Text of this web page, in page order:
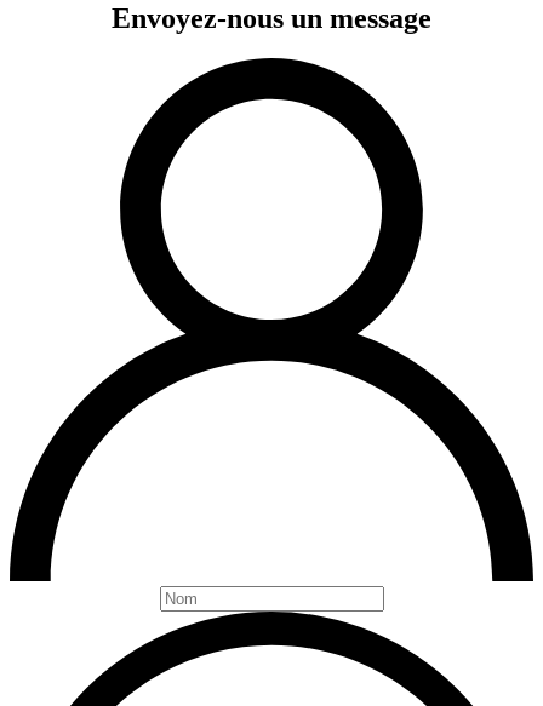
Envoyez-nous un message